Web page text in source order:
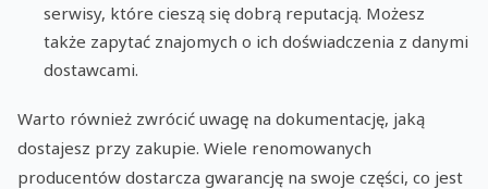
serwisy, które cieszą się dobrą reputacją. Możesz
także zapytać znajomych o ich doświadczenia z danymi
dostawcami.
Warto również zwrócić uwagę na dokumentację, jaką
dostajesz przy zakupie. Wiele renomowanych
producentów dostarcza gwarancję na swoje części, co jest